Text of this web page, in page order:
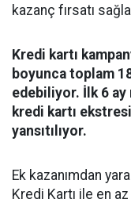
kazanç fırsatı
Kredi kartı
boyunca toplam
edebiliyor. İlk 6 ay
kredi kartı
yansıtılıyor.
Ek kazanımdan
Kredi Kartı ile en